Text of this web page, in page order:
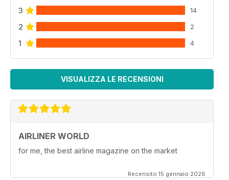
3 14
2 2
1 4
VISUALIZZA LE RECENSIONI
AIRLINER WORLD
for me, the best airline magazine on the market
Recensito 15 gennaio 2026